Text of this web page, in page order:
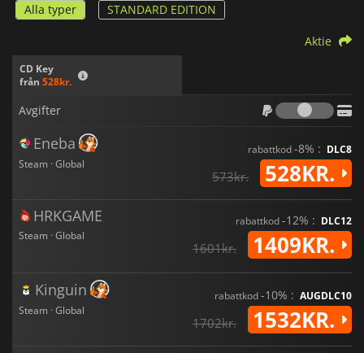
Alla typer STANDARD EDITION
CD Key
från 528kr.
Aktie
Avgifter
Eneba
Steam · Global
rabattkod-8% : DLC8
573kr. 528KR.
HRKGAME
Steam · Global
rabattkod-12% : DLC12
1601kr. 1409KR.
Kinguin
Steam · Global
rabattkod-10% : AUGDLC10
1702kr. 1532KR.